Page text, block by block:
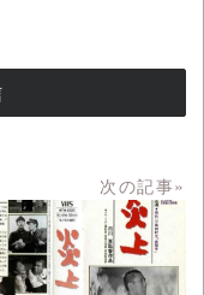
次の記事»
READ MORE